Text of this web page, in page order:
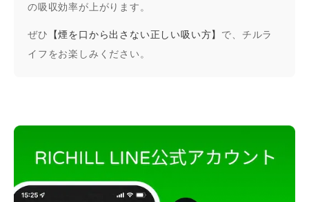
の吸収効率が上がります。
ぜひ 【煙を口から出さない正しい吸い方】 で、チルラ
イフをお楽しみください。